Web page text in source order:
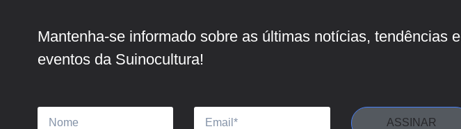
Mantenha-se informado sobre as últimas notícias, tendências e
eventos da Suinocultura!
ASSINAR